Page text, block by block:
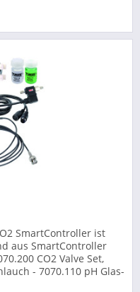
SmartController ist
aus SmartController
CO2 Valve Set,
- 7070.110 pH Glas-